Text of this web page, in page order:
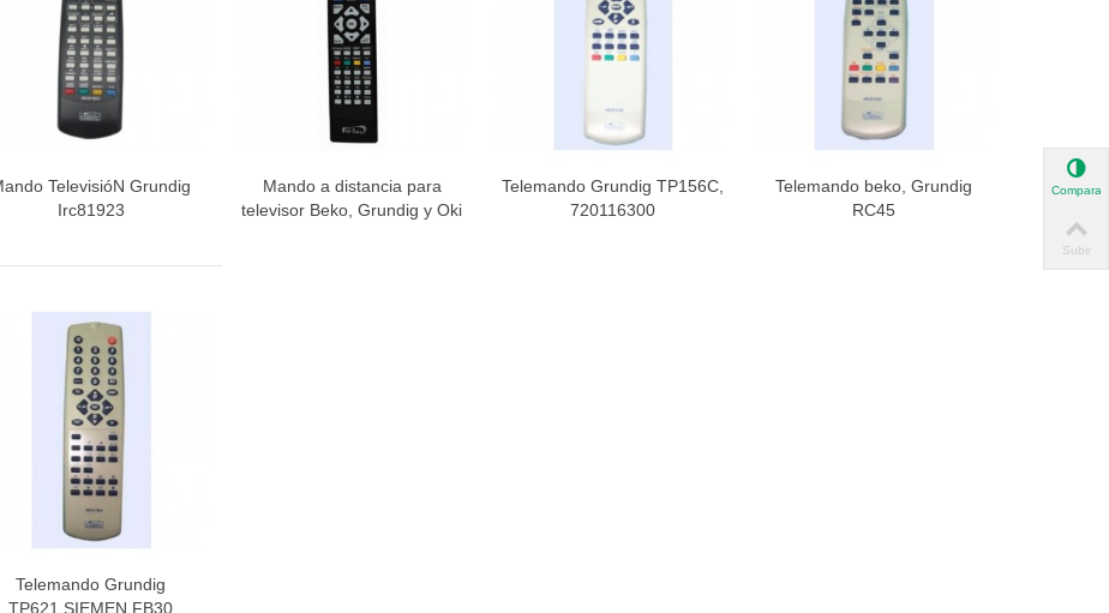
Vista rápida
TelevisióN Grundig
Irc81923
Vista rápida
Mando a distancia para
televisor Beko, Grundig y Oki
Vista rápida
Telemando Grundig TP156C,
720116300
Vista rápida
Telemando beko, Grundig
RC45
Vista rápida
Telemando Grundig
TP621,SIEMEN FB30
Comparar
Subir